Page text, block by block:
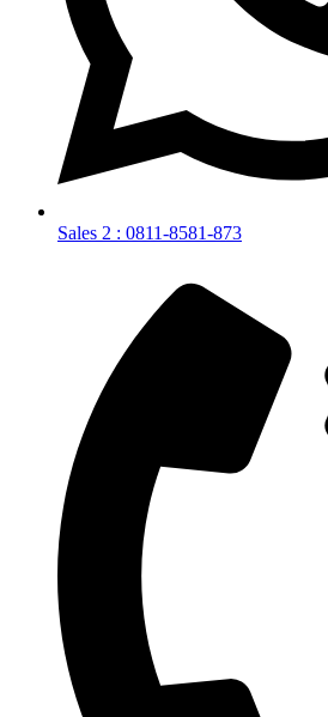
Sales 2 : 0811-8581-873